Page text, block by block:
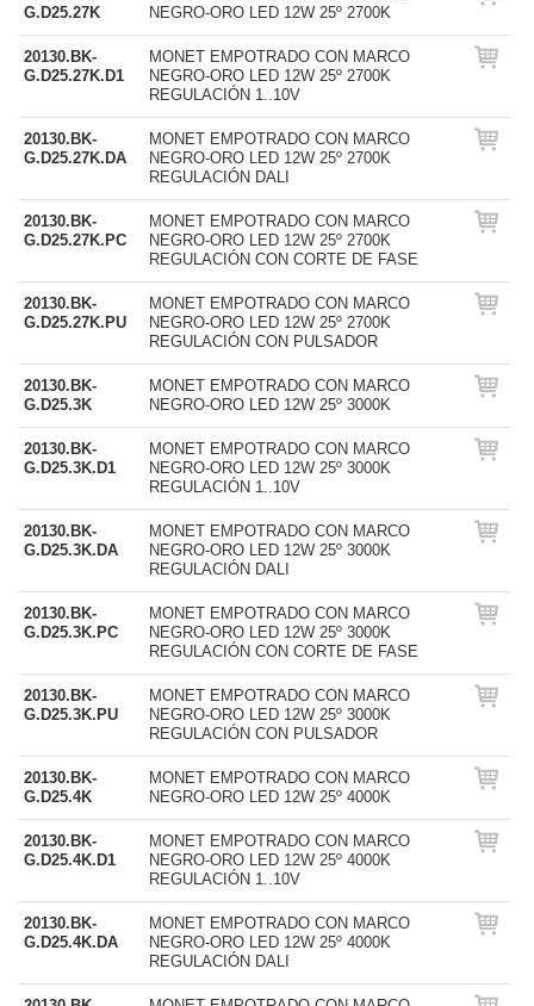
G.D25.27K
NEGRO-ORO LED 12W 25º 2700K
20130.BK-
G.D25.27K.D1
MONET EMPOTRADO CON MARCO
NEGRO-ORO LED 12W 25º 2700K
REGULACIÓN 1..10V
20130.BK-
G.D25.27K.DA
MONET EMPOTRADO CON MARCO
NEGRO-ORO LED 12W 25º 2700K
REGULACIÓN DALI
20130.BK-
G.D25.27K.PC
MONET EMPOTRADO CON MARCO
NEGRO-ORO LED 12W 25º 2700K
REGULACIÓN CON CORTE DE FASE
20130.BK-
G.D25.27K.PU
MONET EMPOTRADO CON MARCO
NEGRO-ORO LED 12W 25º 2700K
REGULACIÓN CON PULSADOR
20130.BK-
G.D25.3K
MONET EMPOTRADO CON MARCO
NEGRO-ORO LED 12W 25º 3000K
20130.BK-
G.D25.3K.D1
MONET EMPOTRADO CON MARCO
NEGRO-ORO LED 12W 25º 3000K
REGULACIÓN 1..10V
20130.BK-
G.D25.3K.DA
MONET EMPOTRADO CON MARCO
NEGRO-ORO LED 12W 25º 3000K
REGULACIÓN DALI
20130.BK-
G.D25.3K.PC
MONET EMPOTRADO CON MARCO
NEGRO-ORO LED 12W 25º 3000K
REGULACIÓN CON CORTE DE FASE
20130.BK-
G.D25.3K.PU
MONET EMPOTRADO CON MARCO
NEGRO-ORO LED 12W 25º 3000K
REGULACIÓN CON PULSADOR
20130.BK-
G.D25.4K
MONET EMPOTRADO CON MARCO
NEGRO-ORO LED 12W 25º 4000K
20130.BK-
G.D25.4K.D1
MONET EMPOTRADO CON MARCO
NEGRO-ORO LED 12W 25º 4000K
REGULACIÓN 1..10V
20130.BK-
G.D25.4K.DA
MONET EMPOTRADO CON MARCO
NEGRO-ORO LED 12W 25º 4000K
REGULACIÓN DALI